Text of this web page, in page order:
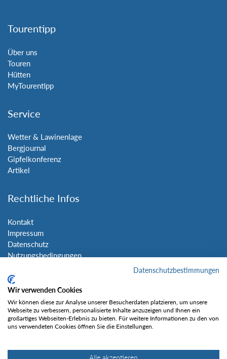
Tourentipp
Über uns
Touren
Hütten
MyTourentipp
Service
Wetter & Lawinenlage
Bergjournal
Gipfelkonferenz
Artikel
Rechtliche Infos
Kontakt
Impressum
Datenschutz
Nutzungsbedingungen
Social Media
Datenschutzbestimmungen
Wir verwenden Cookies
Wir können diese zur Analyse unserer Besucherdaten platzieren, um unsere
Webseite zu verbessern, personalisierte Inhalte anzuzeigen und Ihnen ein
großartiges Webseiten-Erlebnis zu bieten. Für weitere Informationen zu den von
uns verwendeten Cookies öffnen Sie die Einstellungen.
Alle akzeptieren